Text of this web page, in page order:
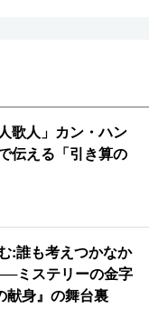
歌人」カン・ハン
伝える「引き算の
:誰も考えつかなか
ミステリーの金字
献身』の舞台裏